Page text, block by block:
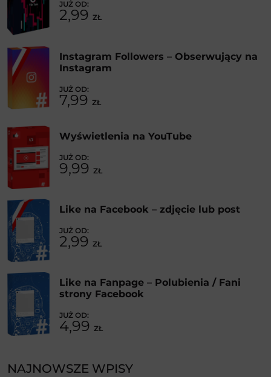
2,99 ZŁ
Instagram Followers – Obserwujący na
Instagram
7,99 ZŁ
Wyświetlenia na YouTube
9,99 ZŁ
Like na Facebook – zdjęcie lub post
2,99 ZŁ
Like na Fanpage – Polubienia / Fani
strony Facebook
4,99 ZŁ
NAJNOWSZE WPISY